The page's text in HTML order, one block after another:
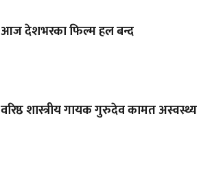
आज देशभरका फिल्म हल बन्द
वरिष्ठ शास्त्रीय गायक गुरुदेव कामत अस्वस्थ्य